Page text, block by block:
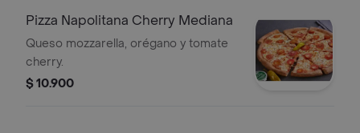
Pizza Napolitana Cherry Mediana
Queso mozzarella, orégano y tomate
cherry.
$ 10.900